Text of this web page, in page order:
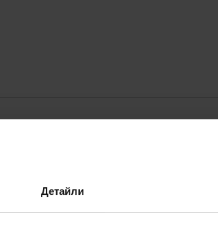
Детайли
сладка, цитрусова